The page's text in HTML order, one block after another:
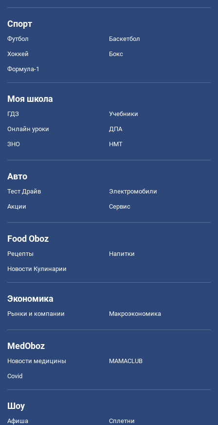
Спорт
Футбол Баскетбол
Хоккей Бокс
Формула-1
Моя школа
ГДЗ Учебники
Онлайн уроки ДПА
ЗНО НМТ
Авто
Тест Драйв Электромобили
Акции Сервис
Food Oboz
Рецепты Напитки
Новости Кулинарии
Экономика
Рынки и компании Mакроэкономика
MedOboz
Новости медицины MAMACLUB
Covid
Шоу
Афиша Сплетни